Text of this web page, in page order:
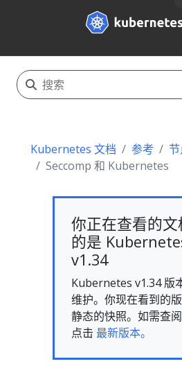
Kubernetes 文档 参考
Seccomp 和 Kubernetes
你正在查看的
的是
v1.34
Kubernetes v1.34 版
维护。你现在看到的
静态的快照。如需查
点击 最新版本。